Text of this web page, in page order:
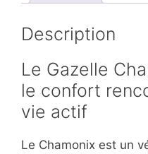
Description
Le Gazelle
le confort
vie actif
Le Chamonix est un